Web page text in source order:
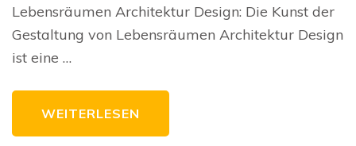
Kreative
von
Lebensräumen Architektur Design: Die Kunst der
Gestaltung von Lebensräumen Architektur Design
ist eine …
WEITERLESEN